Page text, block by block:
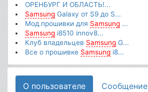
ОРЕНБУРГ И ОБЛАСТЬ!...
Samsung Galaxy от S9 до S...
Мод.прошивки для Samsung ...
Samsung i8510 innov8...
Клуб владельцев Samsung G...
Все о прошивке Samsung i8...
О пользователе Сообщение